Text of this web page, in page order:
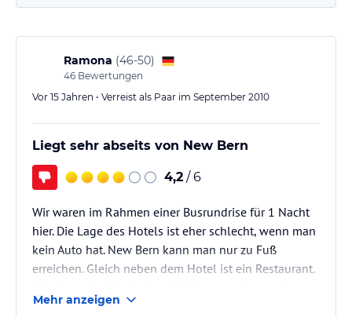
Ramona (46-50)
46 Bewertungen
Vor 15 Jahren • Verreist als Paar im September 2010
Liegt sehr abseits von New Bern
4,2 / 6
Wir waren im Rahmen einer Busrundrise für 1 Nacht
hier. Die Lage des Hotels ist eher schlecht, wenn man
kein Auto hat. New Bern kann man nur zu Fuß
erreichen. Gleich neben dem Hotel ist ein Restaurant.
trocknen. Morgens gab es amk. Frühstück. Es gab ja
Mehr anzeigen